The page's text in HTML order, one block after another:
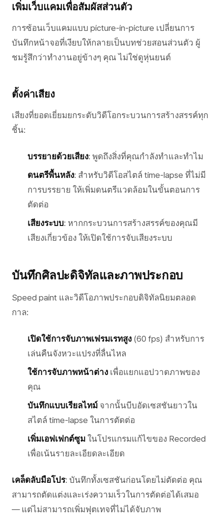
เพิ่มเว็บแคมเพื่อสัมผัสส่วนตัว
การซ้อนเว็บแคมแบบ picture-in-picture เปลี่ยนการ
บันทึกหน้าจอที่เงียบให้กลายเป็นบทช่วยสอนส่วนตัว ผู้
ชมรู้สึกว่าทำงานอยู่ข้างๆ คุณ ไม่ใช่ดูหุ่นยนต์
ตั้งค่าเสียง
เสียงที่ยอดเยี่ยมยกระดับวิดีโอกระบวนการสร้างสรรค์ทุก
ชิ้น:
บรรยายด้วยเสียง: พูดถึงสิ่งที่คุณกำลังทำและทำไม
ดนตรีพื้นหลัง: สำหรับวิดีโอสไตล์ time-lapse ที่ไม่มี
การบรรยาย ให้เพิ่มดนตรีแวดล้อมในขั้นตอนการ
ตัดต่อ
เสียงระบบ: หากกระบวนการสร้างสรรค์ของคุณมี
เสียงเกี่ยวข้อง ให้เปิดใช้การจับเสียงระบบ
บันทึกศิลปะดิจิทัลและภาพประกอบ
Speed paint และวิดีโอภาพประกอบดิจิทัลนิยมตลอด
กาล:
เปิดใช้การจับภาพเฟรมเรทสูง (60 fps) สำหรับการ
เล่นคืนจังหวะแปรงที่ลื่นไหล
ใช้การจับภาพหน้าต่าง เพื่อแยกแอปวาดภาพของ
คุณ
บันทึกแบบเรียลไทม์ จากนั้นบีบอัดเซสชันยาวใน
สไตล์ time-lapse ในการตัดต่อ
เพิ่มเอฟเฟกต์ซูม ในโปรแกรมแก้ไขของ Recorded
เพื่อเน้นรายละเอียดละเอียด
เคล็ดลับมือโปร: บันทึกทั้งเซสชันก่อนโดยไม่ตัดต่อ คุณ
สามารถตัดแต่งและเร่งความเร็วในการตัดต่อได้เสมอ
— แต่ไม่สามารถเพิ่มฟุตเทจที่ไม่ได้จับภาพ